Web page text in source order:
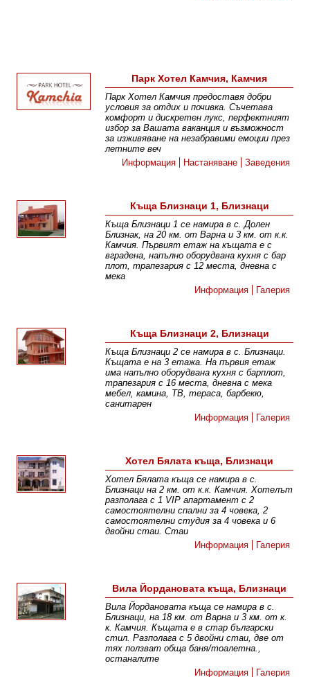
Парк Хотел Камчия, Камчия
Парк Хотел Камчия предоставя добри
условия за отдих и почивка. Съчетава
комфорт и дискретен лукс, перфектният
избор за Вашата ваканция и възможност
за изживяване на незабравими емоции през
летните веч
Информация
Настаняване Заведения
Къща Близнаци 1, Близнаци
Къща Близнаци 1 се намира в с. Долен
Близнак, на 20 км. от Варна и 3 км. от к.к.
Камчия. Първият етаж на къщата е с
вградена, напълно оборудвана кухня с бар
плот, трапезария с 12 места, дневна с
мека
Информация
Галерия
Къща Близнаци 2, Близнаци
Къща Близнаци 2 се намира в с. Близнаци.
Къщата е на 3 етажа. На първия етаж
има напълно оборудвана кухня с барплот,
трапезария с 16 места, дневна с мека
мебел, камина, ТВ, тераса, барбекю,
санитарен
Информация
Галерия
Хотел Бялата къща, Близнаци
Хотел Бялата къща се намира в с.
Близнаци на 2 км. от к.к. Камчия. Хотелът
разполага с 1 VIP апартамент с 2
самостоятелни спални за 4 човека, 2
самостоятелни студия за 4 човека и 6
двойни стаи. Стаи
Информация
Галерия
Вила Йордановата къща, Близнаци
Вила Йордановата къща се намира в с.
Близнаци, на 18 км. от Варна и 3 км. от к.
к. Камчия. Къщата е в стар български
стил. Разполага с 5 двойни стаи, две от
тях ползват обща баня/тоалетна.,
останалите
Информация
Галерия